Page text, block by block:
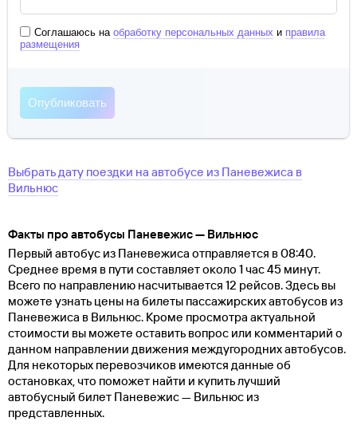
Соглашаюсь на обработку персональных данных и правила
размещения
Выбрать дату поездки на автобусе из Паневежиса в
Вильнюс
Факты про автобусы Паневежис — Вильнюс
Первый автобус из Паневежиса отправляется в 08:40.
Среднее время в пути составляет около 1 час 45 минут.
Всего по направлению насчитывается 12 рейсов. Здесь вы
можете узнать цены на билеты пассажирских автобусов из
Паневежиса в Вильнюс. Кроме просмотра актуальной
стоимости вы можете оставить вопрос или комментарий о
данном направлении движения междугородних автобусов.
Для некоторых перевозчиков имеются данные об
остановках, что поможет найти и купить лучший
автобусный билет Паневежис — Вильнюс из
представленных.